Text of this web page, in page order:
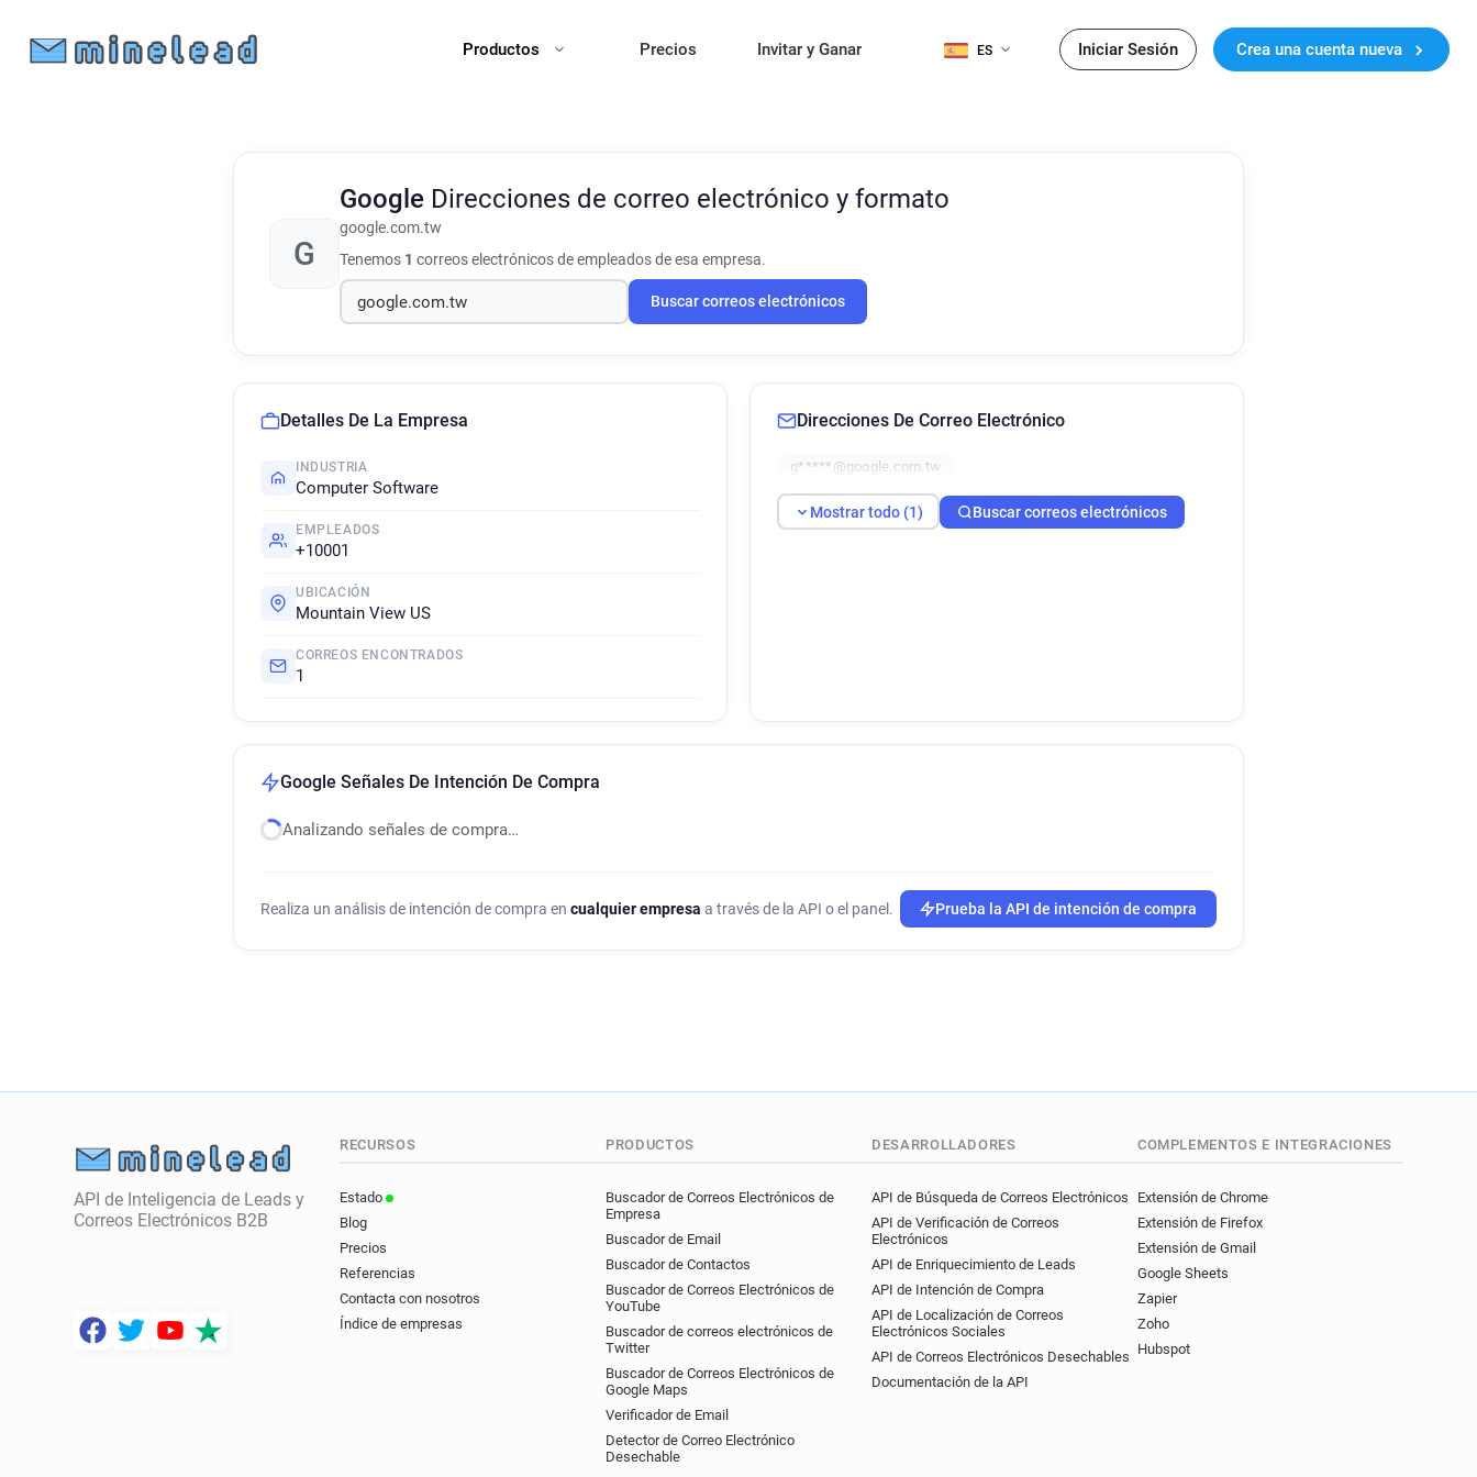
Productos Precios Invitar y Ganar ES Iniciar Sesión Crea una cuenta nueva
G
Google Direcciones de correo electrónico y formato
google.com.tw
Tenemos 1 correos electrónicos de empleados de esa empresa.
Buscar correos electrónicos
Detalles De La Empresa
INDUSTRIA
Computer Software
EMPLEADOS
+10001
UBICACIÓN
Mountain View US
CORREOS ENCONTRADOS
1
Direcciones De Correo Electrónico
g*****@google.com.tw
Mostrar todo (1) Buscar correos electrónicos
Google Señales De Intención De Compra
Analizando señales de compra…
Realiza un análisis de intención de compra en cualquier empresa a través de la API o el panel. Prueba la API de intención de compra
API de Inteligencia de Leads y
Correos Electrónicos B2B
RECURSOS
Estado
Blog
Precios
Referencias
Contacta con nosotros
Índice de empresas
PRODUCTOS
Buscador de Correos Electrónicos de
Empresa
Buscador de Email
Buscador de Contactos
Buscador de Correos Electrónicos de
YouTube
Buscador de correos electrónicos de
Twitter
Buscador de Correos Electrónicos de
Google Maps
Verificador de Email
Detector de Correo Electrónico
Desechable
DESARROLLADORES
API de Búsqueda de Correos Electrónicos
API de Verificación de Correos
Electrónicos
API de Enriquecimiento de Leads
API de Intención de Compra
API de Localización de Correos
Electrónicos Sociales
API de Correos Electrónicos Desechables
Documentación de la API
COMPLEMENTOS E INTEGRACIONES
Extensión de Chrome
Extensión de Firefox
Extensión de Gmail
Google Sheets
Zapier
Zoho
Hubspot